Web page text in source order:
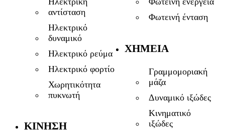
αντίσταση
Ηλεκτρικό
δυναμικό
Ηλεκτρικό ρεύμα
Ηλεκτρικό φορτίο
Χωρητικότητα
πυκνωτή
ΚΊΝΗΣΗ
Φωτεινή ένταση
ΧΗΜΕΊΑ
Γραμμομοριακή
μάζα
Δυναμικό ιξώδες
Κινηματικό
ιξώδες